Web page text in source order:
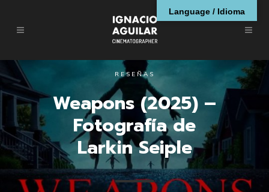
RESEÑAS
Weapons (2025) –
Fotografía de
Larkin Seiple
Language / Idioma